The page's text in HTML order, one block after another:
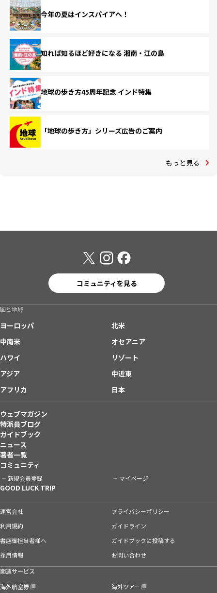
今年の夏はインスパイアへ！
知れば知るほど好きになる 湘南・江の島
地球の歩き方45周年記念 インド特集
「地球の歩き方」シリーズ広告のご案内
もっと見る
コミュニティを見る
国と地域
ヨーロッパ
北米
中南米
オセアニア
ハワイ
リゾート
アジア
中近東
アフリカ
日本
ウェブマガジン
特派員ブログ
ガイドブック
ニュース
著者一覧
コミュニティ
新規会員登録 マイページ
GOOD LUCK TRIP
運営会社
プライバシーポリシー
利用規約
ガイドライン
書店御担当者様へ
ガイドブックに投稿する
採用情報
お問い合わせ
関連サービス
海外航空券
海外ツアー